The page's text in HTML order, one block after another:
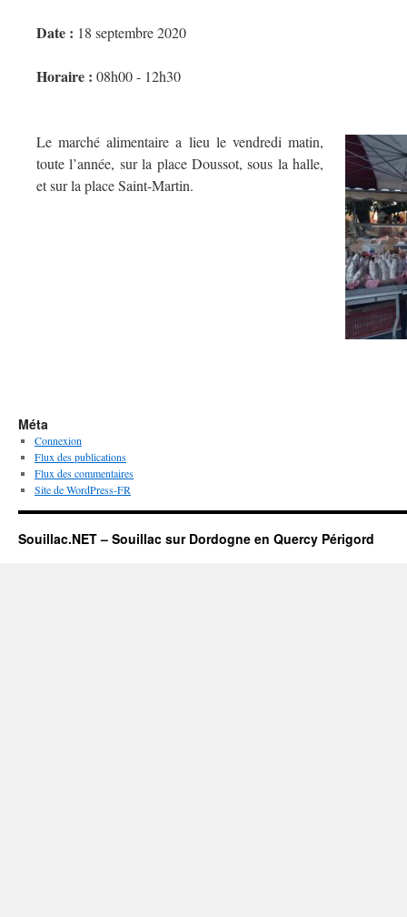
Date : 18 septembre 2020
Horaire : 08h00 - 12h30
Le marché alimentaire a lieu le vendredi matin,
toute l’année, sur la place Doussot, sous la halle,
et sur la place Saint-Martin.
Méta
Connexion
Flux des publications
Flux des commentaires
Site de WordPress-FR
Souillac.NET – Souillac sur Dordogne en Quercy Périgord